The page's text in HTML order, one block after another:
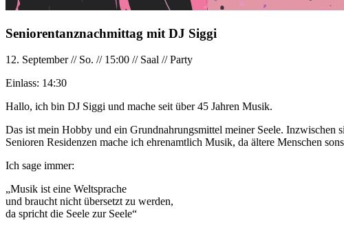
Seniorentanznachmittag mit DJ Siggi
12. September// So. // 15:00 // Saal //Party
Einlass: 14:30
Hallo, ich bin DJ Siggi und mache seit über 45 Jahren Musik.
Das ist mein Hobby und ein Grundnahrungsmittel meiner Seele.
Senioren Residenzen mache ich ehrenamtlich Musik, da ältere Menschen
Ich sage immer:
„Musik ist eine Weltsprache
und braucht nicht übersetzt zu werden,
da spricht die Seele zur Seele“